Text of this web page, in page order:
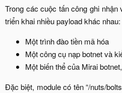
Trong các cuộc tấn công ghi nhận
triển khai nhiều payload khác nhau:​
Một trình đào tiền mã hóa​
Một công cụ nạp botnet và
Một biến thể của Mirai
Đặc biệt, module có tên “/nuts/